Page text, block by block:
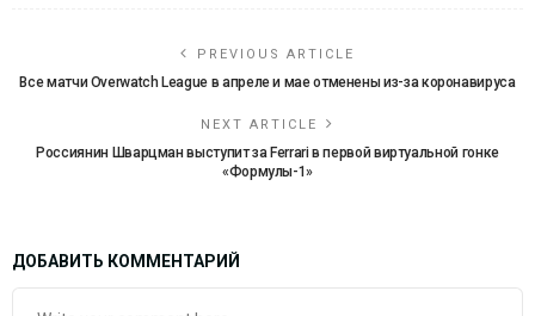
PREVIOUS ARTICLE
Все матчи Overwatch League в апреле и мае отменены из-за коронавируса
NEXT ARTICLE
Россиянин Шварцман выступит за Ferrari в первой виртуальной гонке
«Формулы-1»
ДОБАВИТЬ КОММЕНТАРИЙ